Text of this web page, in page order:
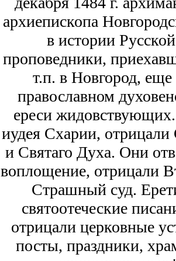
архиепископа
в истории
проповедники,
т.п. в Новгород, еще
православном
ереси
иудея Схарии,
и Святаго Духа. Они
воплощение, отрицали
Страшный суд.
святоотеческие
отрицали церковные
посты, праздники,